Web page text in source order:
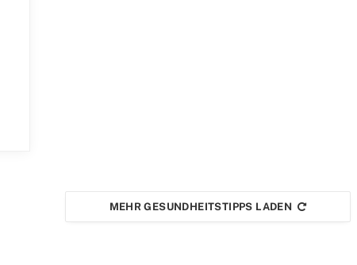
MEHR GESUNDHEITSTIPPS LADEN